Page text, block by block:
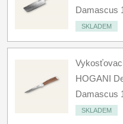
Damascus
SKLADEM
HOGANI
Damascus
SKLADEM